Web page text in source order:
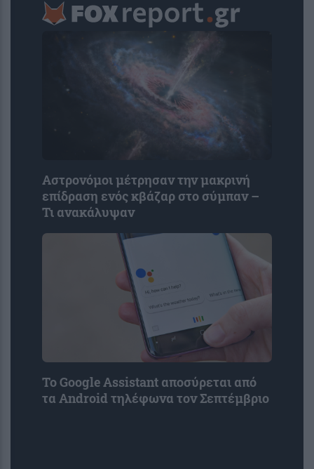
Αστρονόμοι μέτρησαν την μακρινή
επίδραση ενός κβάζαρ στο σύμπαν –
Τι ανακάλυψαν
Το Google Assistant αποσύρεται από
τα Android τηλέφωνα τον Σεπτέμβριο